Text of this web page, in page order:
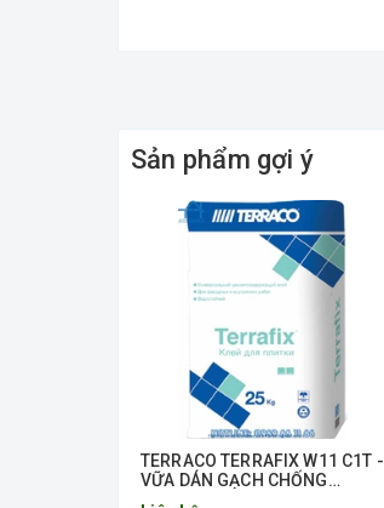
Sản phẩm gợi ý
TERRACO TERRAFIX W11 C1T -
VỮA DÁN GẠCH CHỐNG
TRƯỢT